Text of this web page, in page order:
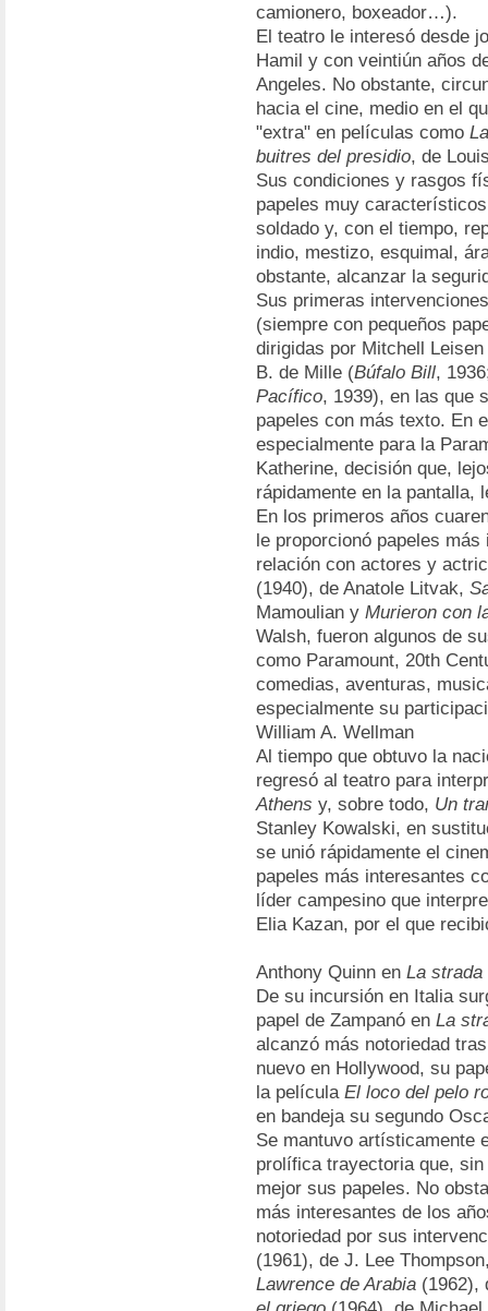
camionero, boxeador…).
El teatro le interesó desde
Hamil y con veintiún años
Angeles. No obstante,
hacia el cine, medio en el
"extra" en películas como
buitres del presidio, de
Sus condiciones y rasgos
papeles muy
soldado y, con el tiempo,
indio, mestizo, esquimal,
obstante, alcanzar la
Sus primeras
(siempre con pequeños
dirigidas por Mitchell Leisen
B. de Mille (Búfalo Bill,
Pacífico, 1939), en las que
papeles con más texto. En
especialmente para la
Katherine, decisión que,
rápidamente en la pantalla,
En los primeros años
le proporcionó papeles
relación con actores y
(1940), de Anatole Litvak,
Mamoulian y Murieron con
Walsh, fueron algunos de
como Paramount, 20th
comedias, aventuras,
especialmente su
William A. Wellman
Al tiempo que obtuvo la
regresó al teatro para
Athens y, sobre todo, Un
Stanley Kowalski, en
se unió rápidamente el
papeles más interesantes
líder campesino que
Elia Kazan, por el que
Anthony Quinn en La strada
De su incursión en Italia
papel de Zampanó en La
alcanzó más notoriedad
nuevo en Hollywood, su
la película El loco del pelo
en bandeja su segundo
Se mantuvo artísticamente
prolífica trayectoria que,
mejor sus papeles. No
más interesantes de los
notoriedad por sus
(1961), de J. Lee
Lawrence de Arabia (1962),